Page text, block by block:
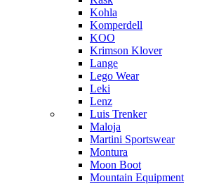
Kohla
Komperdell
KOO
Krimson Klover
Lange
Lego Wear
Leki
Lenz
Luis Trenker
Maloja
Martini Sportswear
Montura
Moon Boot
Mountain Equipment